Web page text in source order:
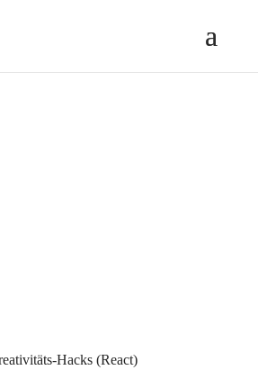
Hacks (React)